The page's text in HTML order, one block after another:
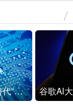
美国也要搞“国产替代”？先算清三笔账